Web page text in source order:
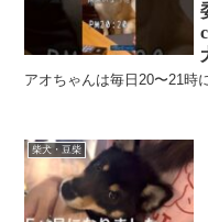
アオちゃんは毎日20〜21時
柴犬・豆柴